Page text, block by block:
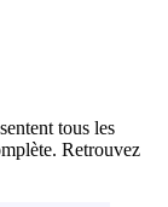
tous les
Retrouvez